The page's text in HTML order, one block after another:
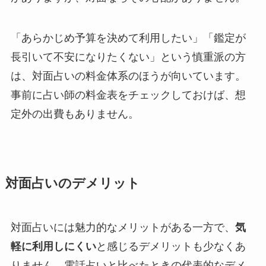
「あらかじめ予算を決めて利用したい」「鑑定が
長引いて不安になりたくない」という慎重派の方
は、対面占いの料金体系のほうが向いています。
事前に占い師の料金表をチェックしておけば、想
定外の出費もありません。
対面占いのデメリット
対面占いには魅力的なメリットがある一方で、 気
軽に利用しにくいと感じるデメリットも少なくあ